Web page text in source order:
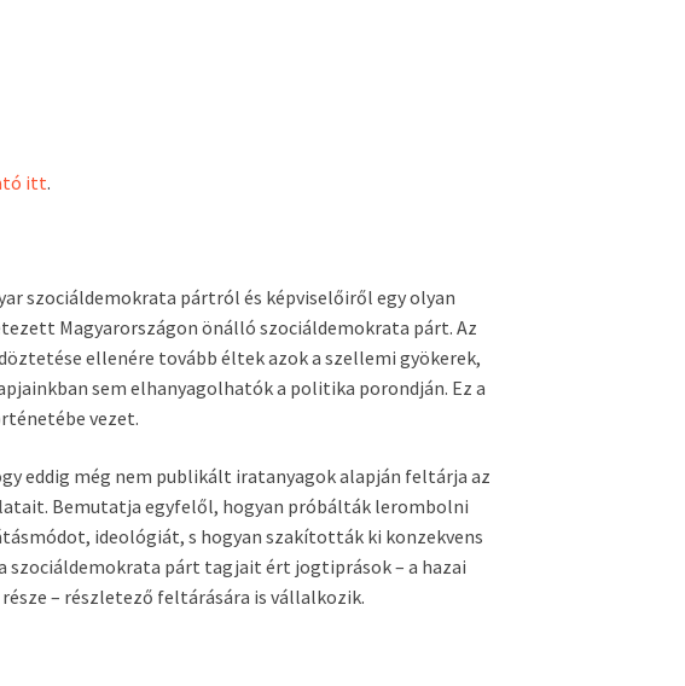
itt.
szociáldemokrata pártról és képviselőiről egy olyan
Magyarországon önálló szociáldemokrata párt. Az
ellenére tovább éltek azok a szellemi gyökerek,
sem elhanyagolhatók a politika porondján. Ez a
vezet.
eddig még nem publikált iratanyagok alapján feltárja az
Bemutatja egyfelől, hogyan próbálták lerombolni
ideológiát, s hogyan szakították ki konzekvens
szociáldemokrata párt tagjait ért jogtiprások – a hazai
– részletező feltárására is vállalkozik.